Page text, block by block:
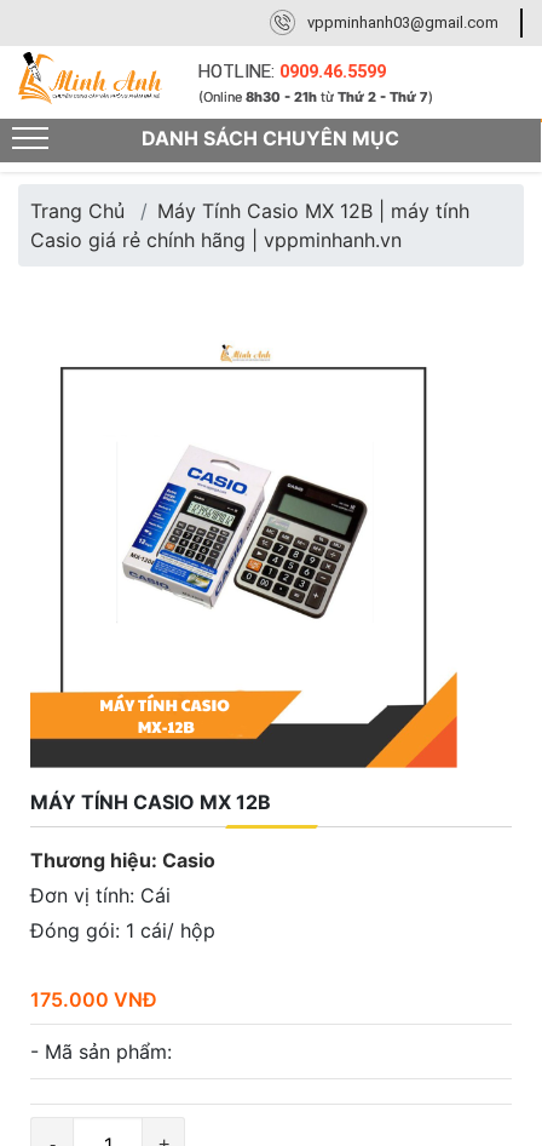
DANH SÁCH CHUYÊN MỤC
vppminhanh03@gmail.com
HOTLINE: 0909.46.5599
(Online8h30 - 21h từThứ 2 - Thứ 7)
Trang Chủ
Máy Tính Casio MX 12B | máy tính
Casio giá rẻ chính hãng | vppminhanh.vn
MÁY TÍNH CASIO MX 12B
Thương hiệu: Casio
Đơn vị tính: Cái
Đóng gói: 1 cái/ hộp
175.000 VNĐ
- Mã sản phẩm: